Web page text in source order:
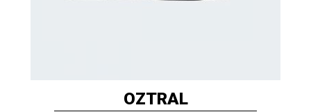
OZTRAL